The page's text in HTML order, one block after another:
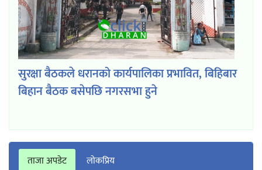
सुरक्षा बैठकले धरानको कार्यपालिका प्रभावित, बिहिबार
बिहान बैठक बसेपछि नगरसभा हुने
ताजा अपडेट लाेकप्रिय